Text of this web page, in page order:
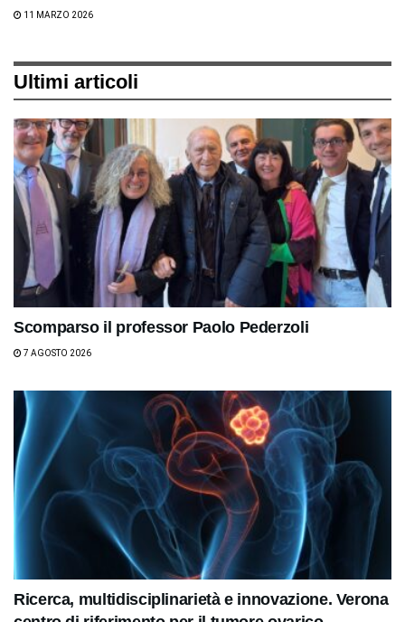
11 MARZO 2026
Ultimi articoli
Scomparso il professor Paolo Pederzoli
7 AGOSTO 2026
Ricerca, multidisciplinarietà e innovazione. Verona